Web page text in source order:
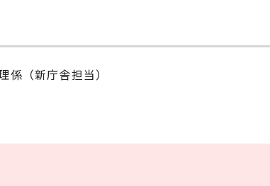
係（新庁舎担当）